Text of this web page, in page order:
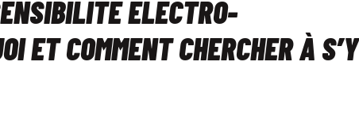
ÉLECTRO­
ET COMMENT CHERCHER À S’Y